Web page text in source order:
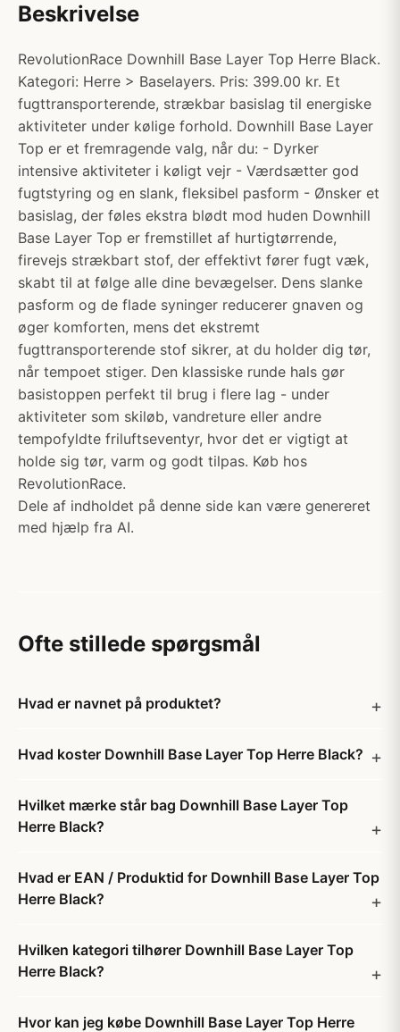
Beskrivelse
RevolutionRace Downhill Base Layer Top Herre Black.
Kategori: Herre > Baselayers. Pris: 399.00 kr. Et
fugttransporterende, strækbar basislag til energiske
aktiviteter under kølige forhold. Downhill Base Layer
Top er et fremragende valg, når du: - Dyrker
intensive aktiviteter i køligt vejr - Værdsætter god
fugtstyring og en slank, fleksibel pasform - Ønsker et
basislag, der føles ekstra blødt mod huden Downhill
Base Layer Top er fremstillet af hurtigtørrende,
firevejs strækbart stof, der effektivt fører fugt væk,
skabt til at følge alle dine bevægelser. Dens slanke
pasform og de flade syninger reducerer gnaven og
øger komforten, mens det ekstremt
fugttransporterende stof sikrer, at du holder dig tør,
når tempoet stiger. Den klassiske runde hals gør
basistoppen perfekt til brug i flere lag - under
aktiviteter som skiløb, vandreture eller andre
tempofyldte friluftseventyr, hvor det er vigtigt at
holde sig tør, varm og godt tilpas. Køb hos
RevolutionRace.
Dele af indholdet på denne side kan være genereret
med hjælp fra AI.
Ofte stillede spørgsmål
Hvad er navnet på produktet?
Hvad koster Downhill Base Layer Top Herre Black?
Hvilket mærke står bag Downhill Base Layer Top
Herre Black?
Hvad er EAN / Produktid for Downhill Base Layer Top
Herre Black?
Hvilken kategori tilhører Downhill Base Layer Top
Herre Black?
Hvor kan jeg købe Downhill Base Layer Top Herre